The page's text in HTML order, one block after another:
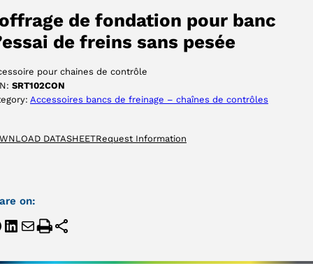
de fondation pour banc
de freins sans pesée
pour chaines de contrôle
SRT102CON
Accessoires bancs de freinage – chaînes de contrôles
DATASHEETRequest Information
on:
ACCEPTER